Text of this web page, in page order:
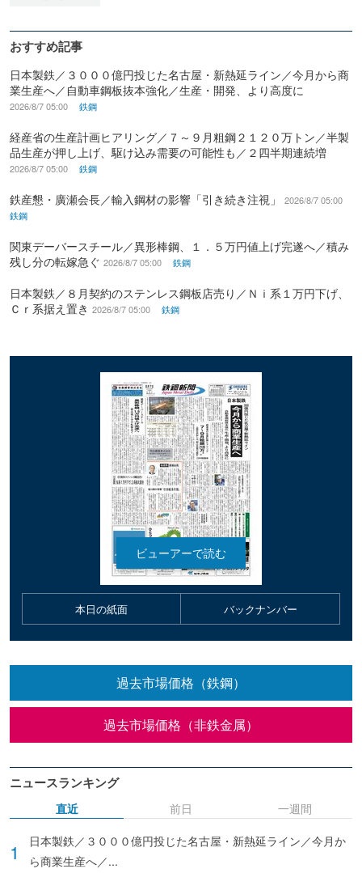
おすすめ記事
日本製鉄／３０００億円投じた名古屋・新熱延ライン／今月から商
業生産へ／自動車鋼板抜本強化／生産・開発、より高度に
2026/8/7 05:00 鉄鋼
経産省の生産計画ヒアリング／７～９月粗鋼２１２０万トン／半製
品生産が押し上げ、駆け込み需要の可能性も／２四半期連続増
2026/8/7 05:00 鉄鋼
鉄産懇・廣瀬会長／輸入鋼材の影響「引き続き注視」
2026/8/7 05:00
鉄鋼
関東デーバースチール／異形棒鋼、１．５万円値上げ完遂へ／積み
残し分の転嫁急ぐ 2026/8/7 05:00 鉄鋼
日本製鉄／８月契約のステンレス鋼板店売り／Ｎｉ系１万円下げ、
Ｃｒ系据え置き 2026/8/7 05:00 鉄鋼
本日の紙面 バックナンバー
過去市場価格（鉄鋼）
過去市場価格（非鉄金属）
ニュースランキング
直近
日本製鉄／３０００億円投じた名古屋・新熱延ライン／今月か
ら商業生産へ／...
前日 一週間